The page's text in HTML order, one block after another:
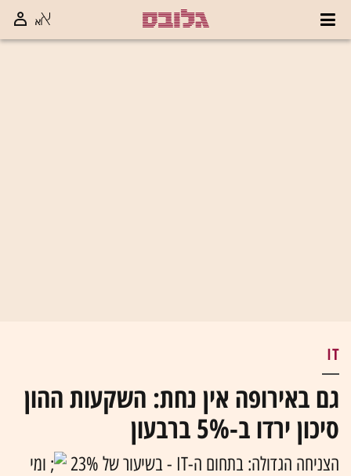
IT
גם באירופה אין נחת: השקעות ההון
סיכון ירדו ב-5% ברבעון
הצניחה הגדולה: בתחום ה-IT - בשיעור של 23%
ומי